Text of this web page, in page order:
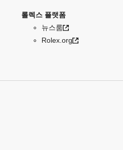
롤렉스 플랫폼
뉴스룸
Rolex.org